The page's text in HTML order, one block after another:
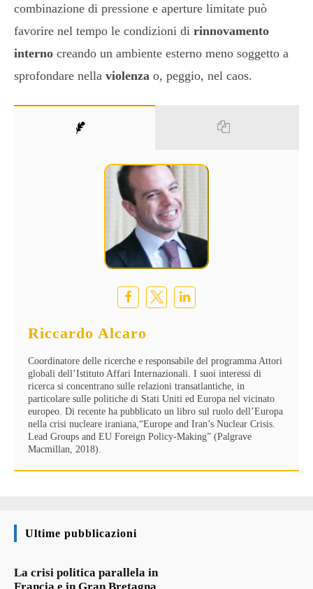
combinazione di pressione e aperture limitate può
favorire nel tempo le condizioni di rinnovamento
interno creando un ambiente esterno meno soggetto a
sprofondare nella violenza o, peggio, nel caos.
Riccardo Alcaro
Coordinatore delle ricerche e responsabile del programma Attori
globali dell’Istituto Affari Internazionali. I suoi interessi di
ricerca si concentrano sulle relazioni transatlantiche, in
particolare sulle politiche di Stati Uniti ed Europa nel vicinato
europeo. Di recente ha pubblicato un libro sul ruolo dell’Europa
nella crisi nucleare iraniana,“Europe and Iran’s Nuclear Crisis.
Lead Groups and EU Foreign Policy-Making” (Palgrave
Macmillan, 2018).
Ultime pubblicazioni
La crisi politica parallela in
Francia e in Gran Bretagna